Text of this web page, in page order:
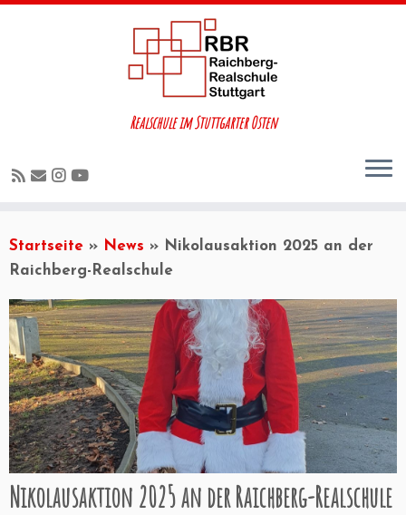
Realschule im Stuttgarter Osten
Startseite » News » Nikolausaktion 2025 an der
Raichberg-Realschule
Nikolausaktion 2025 an der Raichberg-Realschule